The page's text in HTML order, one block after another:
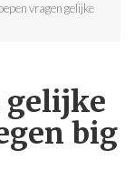
vragen gelijke
gelijke
big